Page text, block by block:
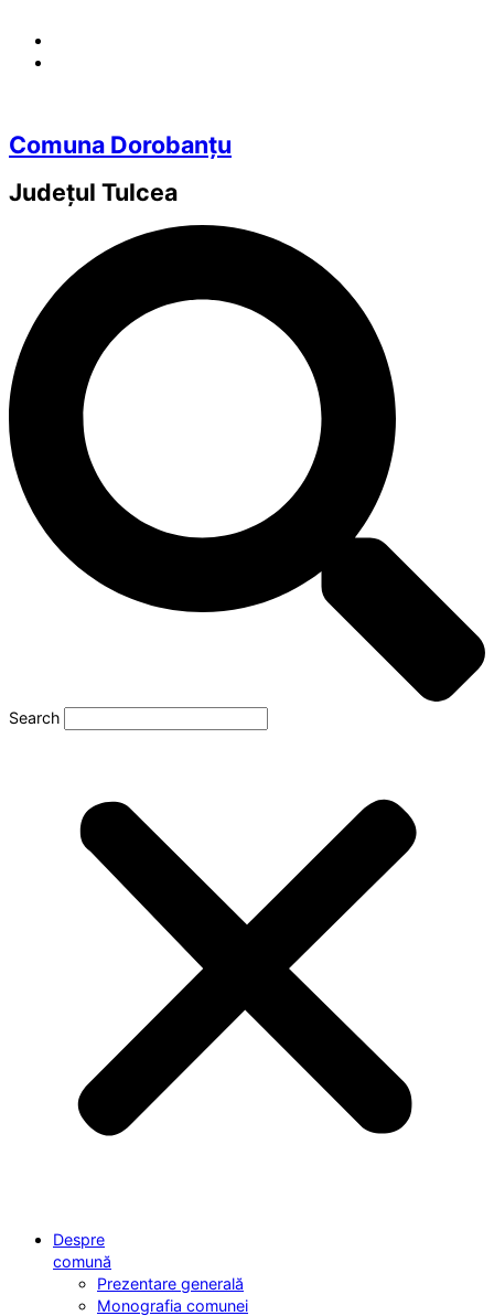
Comuna Dorobanțu
Județul Tulcea
Search
Despre
comună
Prezentare generală
Monografia comunei